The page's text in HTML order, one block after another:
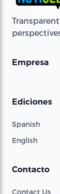
Empresa
Ediciones
Spanish
English
Contacto
Contact Us